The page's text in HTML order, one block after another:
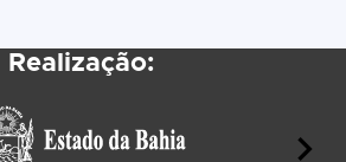
Realização: